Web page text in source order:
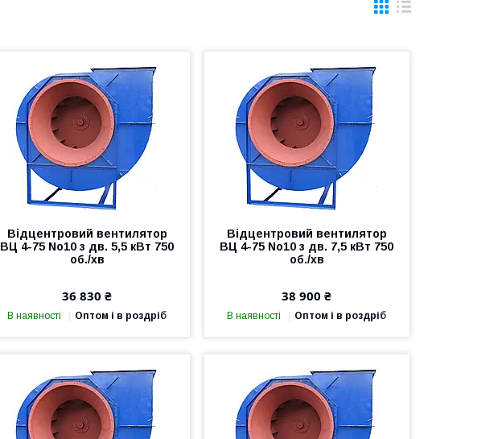
Відцентровий вентилятор
ВЦ 4-75 No10 з дв. 5,5 кВт 750
об./хв
36 830 ₴
В наявності Оптом і в роздріб
Відцентровий вентилятор
ВЦ 4-75 No10 з дв. 7,5 кВт 750
об./хв
38 900 ₴
В наявності Оптом і в роздріб